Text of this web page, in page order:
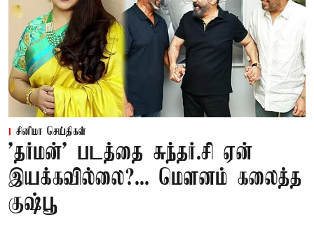
சினிமா செய்திகள்
'தர்மன்' படத்தை சுந்தர்.சி ஏன்
இயக்கவில்லை?... மௌனம் கலைத்த
குஷ்பூ